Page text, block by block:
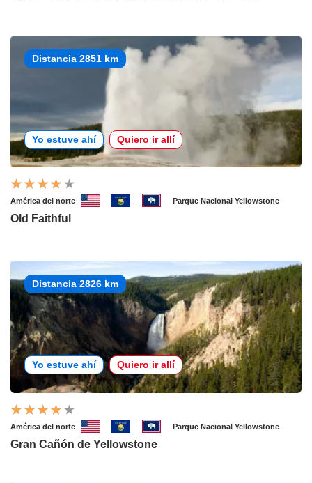
Distancia 2851 km
Yo estuve ahí Quiero ir allí
América del norte Parque Nacional Yellowstone
Old Faithful
Distancia 2826 km
Yo estuve ahí Quiero ir allí
América del norte Parque Nacional Yellowstone
Gran Cañón de Yellowstone